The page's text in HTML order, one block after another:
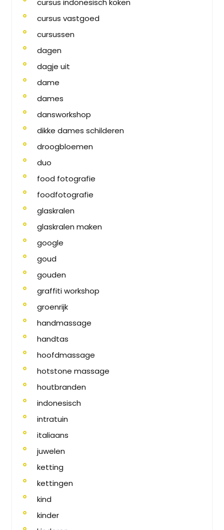
cursus indonesisch koken
cursus vastgoed
cursussen
dagen
dagje uit
dame
dames
dansworkshop
dikke dames schilderen
droogbloemen
duo
food fotografie
foodfotografie
glaskralen
glaskralen maken
google
goud
gouden
graffiti workshop
groenrijk
handmassage
handtas
hoofdmassage
hotstone massage
houtbranden
indonesisch
intratuin
italiaans
juwelen
ketting
kettingen
kind
kinder